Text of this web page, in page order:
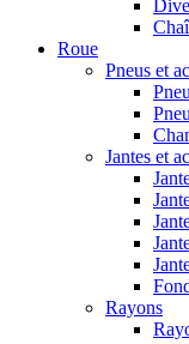
Roue
Pneus et
Jantes et
Rayons